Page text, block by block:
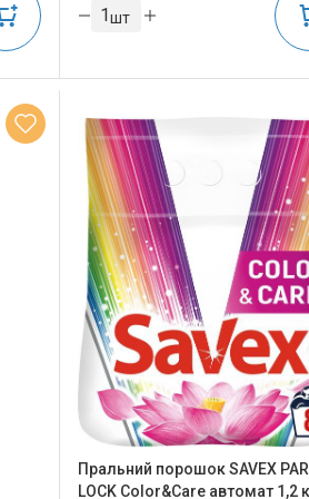
шт
Пральний порошок SAVEX
LOCK Color&Care автомат 1,2